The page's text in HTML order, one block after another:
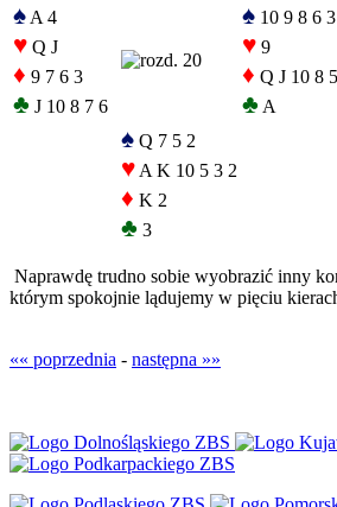
♠ A 4
♥ Q J
♦ 9 7 6 3
♣ J 10 8 7 6
♠ 10 9 8 6 3
♥ 9
♦ Q J 10 8
♣ A
♠ Q 7 5 2
♥ A K 10 5 3 2
♦ K 2
♣ 3
Naprawdę trudno sobie wyobrazić inny
którym spokojnie lądujemy w pięciu
«« poprzednia - następna »»